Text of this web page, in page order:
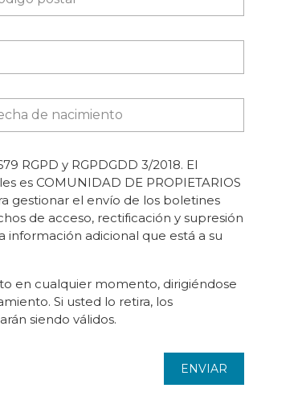
RGPD y RGPDGDD 3/2018. El
es COMUNIDAD DE PROPIETARIOS
gestionar el envío de los boletines
de acceso, rectificación y supresión
información adicional que está a su
en cualquier momento, dirigiéndose
Si usted lo retira, los
siendo válidos.
ENVIAR